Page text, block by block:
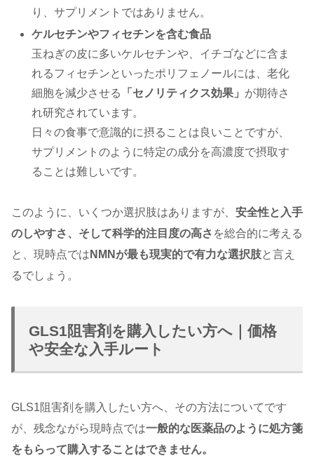
り、サプリメントではありません。
ケルセチンやフィセチンを含む食品
玉ねぎの皮に多いケルセチンや、イチゴなどに含ま
れるフィセチンといったポリフェノールには、老化
細胞を減少させる
「セノリティクス効果」 が期待さ
れ研究されています。
日々の食事で意識的に摂ることは良いことですが、
サプリメントのように特定の成分を高濃度で摂取す
ることは難しいです。
このように、いくつか選択肢はありますが、 安全性と入手
のしやすさ、そして科学的注目度の高さ を総合的に考える
と、現時点では NMNが最も現実的で有力な選択肢と言え
るでしょう。
GLS1阻害剤を購入したい方へ｜価格
や安全な入手ルート
GLS1阻害剤を購入したい方へ、その方法についてです
が、残念ながら現時点では一般的な医薬品のように処方箋
をもらって購入することはできません。